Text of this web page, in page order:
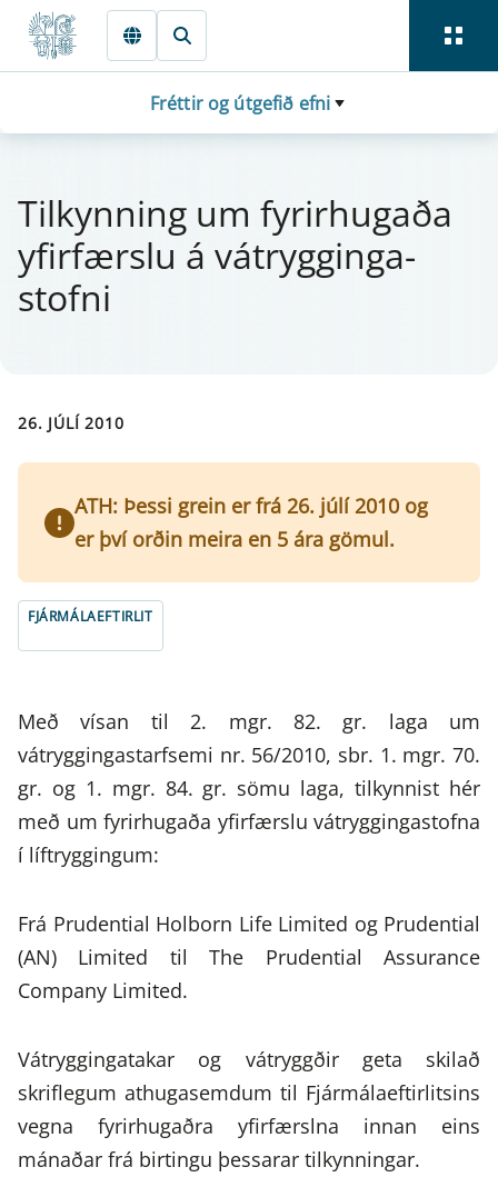
Fara beint í Meginmál
Fréttir og útgefið efni
Til­kynn­ing um fyr­ir­hugaða
yfir­færslu á vá­trygg­inga­
stofni
26. JÚLÍ 2010
ATH: Þessi grein er frá 26. júlí 2010 og
er því orðin meira en 5 ára gömul.
FJÁRMÁLAEFTIRLIT
Með vísan til 2. mgr. 82. gr. laga um
vátryggingastarfsemi nr. 56/2010, sbr. 1. mgr. 70.
gr. og 1. mgr. 84. gr. sömu laga, tilkynnist hér
með um fyrirhugaða yfirfærslu vátryggingastofna
í líftryggingum:
Frá Prudential Holborn Life Limited og Prudential
(AN) Limited til The Prudential Assurance
Company Limited.
Vátryggingatakar og vátryggðir geta skilað
skriflegum athugasemdum til Fjármálaeftirlitsins
vegna fyrirhugaðra yfirfærslna innan eins
mánaðar frá birtingu þessarar tilkynningar.